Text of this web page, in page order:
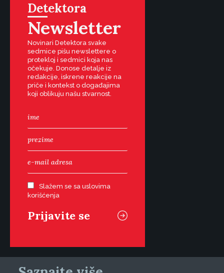
Detektora
Newsletter
Novinari Detektora svake
sedmice pišu newslettere o
protekloj i sedmici koja nas
očekuje. Donose detalje iz
redakcije, iskrene reakcije na
priče i kontekst o događajima
koji oblikuju našu stvarnost.
Slažem se sa uslovima
korišćenja